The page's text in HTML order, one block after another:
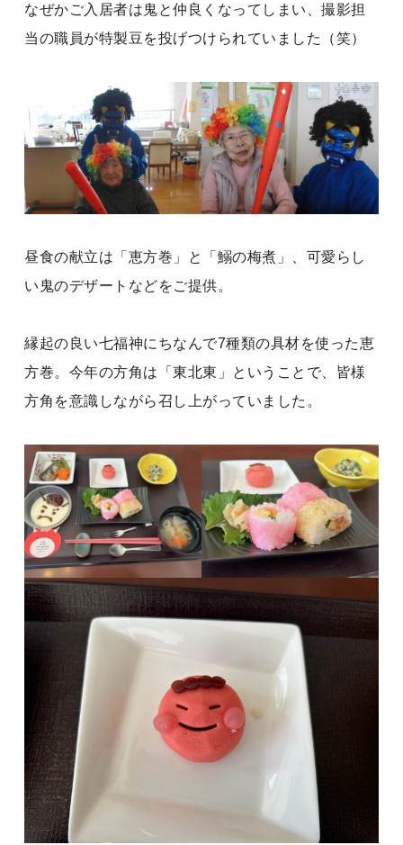
なぜかご入居者は鬼と仲良くなってしまい、撮影担
当の職員が特製豆を投げつけられていました（笑）
昼食の献立は「恵方巻」と「鰯の梅煮」、可愛らし
い鬼のデザートなどをご提供。
縁起の良い七福神にちなんで7種類の具材を使った恵
方巻。今年の方角は「東北東」ということで、皆様
方角を意識しながら召し上がっていました。